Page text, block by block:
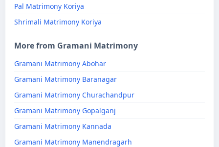
Pal Matrimony Koriya
Shrimali Matrimony Koriya
More from Gramani Matrimony
Gramani Matrimony Abohar
Gramani Matrimony Baranagar
Gramani Matrimony Churachandpur
Gramani Matrimony Gopalganj
Gramani Matrimony Kannada
Gramani Matrimony Manendragarh